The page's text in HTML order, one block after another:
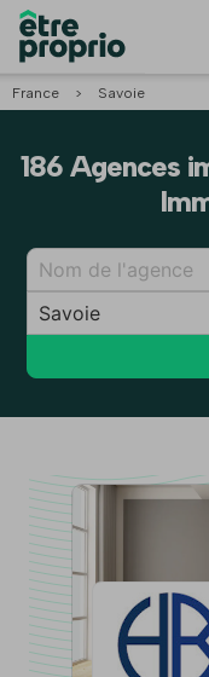
France > Savoie
186 Agences